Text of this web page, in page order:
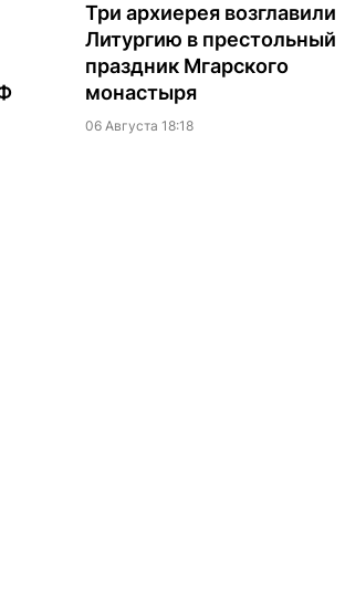
Три архиерея возглавили
Литургию в престольный
праздник Мгарского
монастыря
06 Августа 18:18